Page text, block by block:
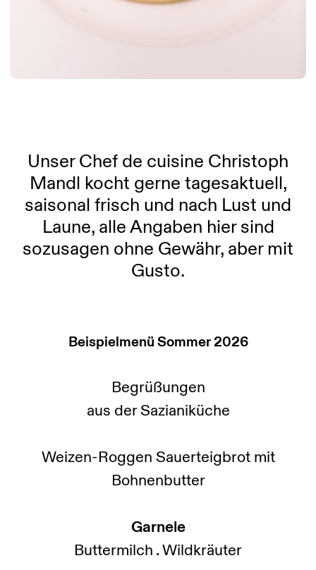
Unser Chef de cuisine Christoph
Mandl kocht gerne tagesaktuell,
saisonal frisch und nach Lust und
Laune, alle Angaben hier sind
sozusagen ohne Gewähr, aber mit
Gusto.
Beispielmenü Sommer 2026
Begrüßungen
aus der Sazianiküche
Weizen-Roggen Sauerteigbrot mit
Bohnenbutter
Garnele
Buttermilch . Wildkräuter